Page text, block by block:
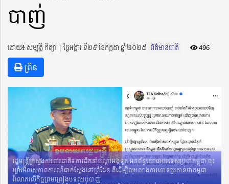
បាញ់
ដោយ៖ សម្បត្តិ កិត្យា ​​ | ថ្ងៃអង្គារ ទី២៩ ខែកក្កដា ឆ្នាំ២០២៥ ព័ត៌មានជាតិ 496
ព្រីន
រដ្ឋមន្រ្តីក្រសួងការពារជាតិ៖ ការដឹកនាំបណ្តាអង្គទូត អនុព័ន្ធយោធាបរទេសប្រចាំកម្ពុជា ចុះ
ឃ្លាំមើលសភាពការណ៍ជាក់ស្តែងនៅព្រំដែន គឺដើម្បីលុបលាងការចោទប្រកាន់ថាកម្ពុជា
រំលោភលើកិច្ចព្រមព្រៀងបទឈប់បាញ់